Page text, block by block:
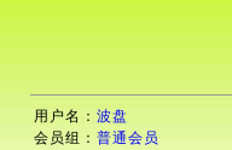
用户名： 波盘
会员组： 普通会员